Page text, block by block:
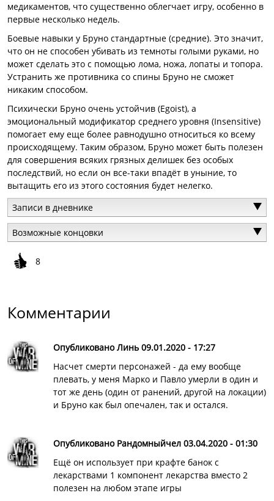
медикаментов, что существенно облегчает игру, особенно в
первые несколько недель.
Боевые навыки у Бруно стандартные (средние). Это значит,
что он не способен убивать из темноты голыми руками, но
может сделать это с помощью лома, ножа, лопаты и топора.
Устранить же противника со спины Бруно не сможет
никаким способом.
Психически Бруно очень устойчив (Egoist), а
эмоциональный модификатор среднего уровня (Insensitive)
помогает ему еще более равнодушно относиться ко всему
происходящему. Таким образом, Бруно может быть полезен
для совершения всяких грязных делишек без особых
последствий, но если он все-таки впадёт в уныние, то
вытащить его из этого состояния будет нелегко.
Записи в дневнике
Возможные концовки
8
Комментарии
Опубликовано Линь 09.01.2020 - 17:27
Насчет смерти персонажей - да ему вообще
плевать, у меня Марко и Павло умерли в один и
тот же день (один от ранений, другой на локации)
и Бруно как был опечален, так и остался.
Опубликовано Рандомныйчел 03.04.2020 - 01:30
Ещё он использует при крафте банок с
лекарствами 1 компонент лекарства вместо 2
полезен на любом этапе игры